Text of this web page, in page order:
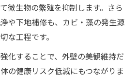
微生物の繁殖を抑制します。さら
や下地補修も、カビ・藻の発生源
な工程です。
化することで、外壁の美観維持だ
の健康リスク低減にもつながりま